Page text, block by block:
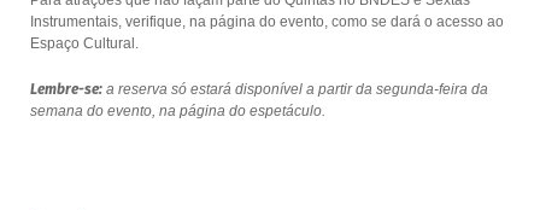
Instrumentais, verifique, na página do evento, como se dará o acesso ao
Espaço Cultural.
Lembre-se:a reserva só estará disponível a partir da segunda-feira da
semana do evento, na página do espetáculo.